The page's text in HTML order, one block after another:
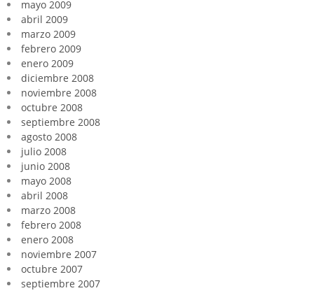
mayo 2009
abril 2009
marzo 2009
febrero 2009
enero 2009
diciembre 2008
noviembre 2008
octubre 2008
septiembre 2008
agosto 2008
julio 2008
junio 2008
mayo 2008
abril 2008
marzo 2008
febrero 2008
enero 2008
noviembre 2007
octubre 2007
septiembre 2007